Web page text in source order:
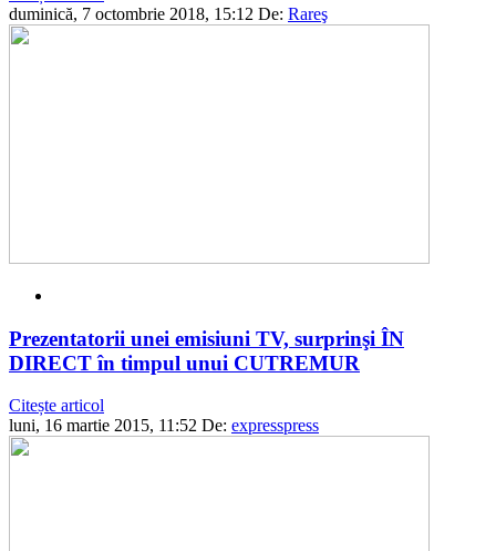
duminică, 7 octombrie 2018, 15:12 De: Rareş
Prezentatorii unei emisiuni TV, surprinşi ÎN
DIRECT în timpul unui CUTREMUR
Citește articol
luni, 16 martie 2015, 11:52 De: expresspress